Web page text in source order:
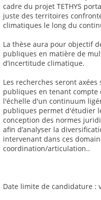
cadre du projet TETHYS
juste des territoires
climatiques le long du
La thèse aura pour objectif
publiques en matière de
d’incertitude climatique.
Les recherches seront
publiques en tenant compte
l'échelle d'un continuum
publiques permet d'étudier
conception des normes
afin d’analyser la
intervenant dans ces
coordination/articulation..
Date limite de candidature :